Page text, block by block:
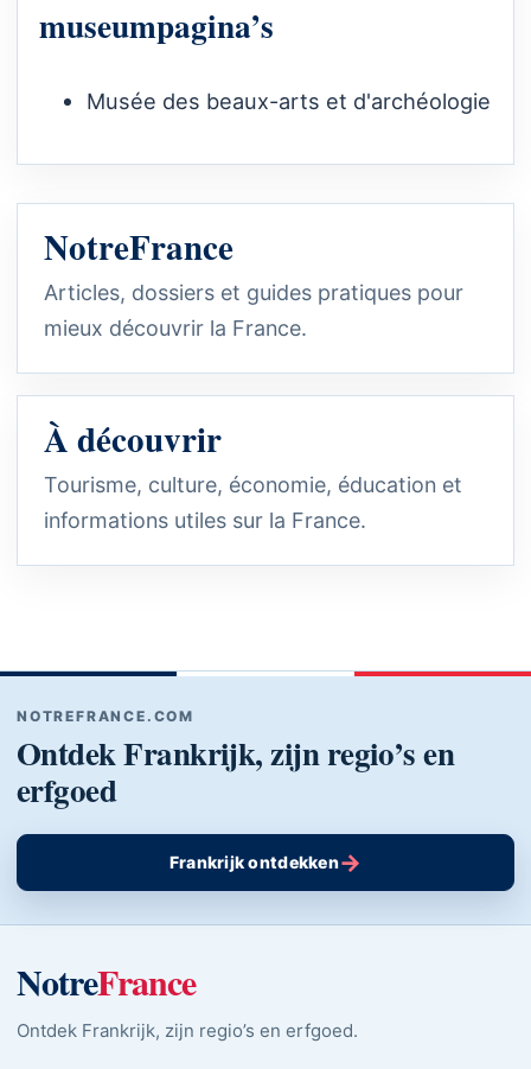
museumpagina’s
Musée des beaux-arts et d'archéologie
NotreFrance
Articles, dossiers et guides pratiques pour
mieux découvrir la France.
À découvrir
Tourisme, culture, économie, éducation et
informations utiles sur la France.
NOTREFRANCE.COM
Ontdek Frankrijk, zijn regio’s en
erfgoed
Frankrijk ontdekken→
NotreFrance
Ontdek Frankrijk, zijn regio’s en erfgoed.